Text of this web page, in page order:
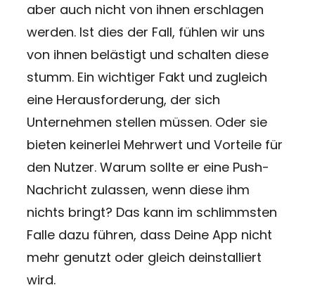
aber auch nicht von ihnen erschlagen
werden. Ist dies der Fall, fühlen wir uns
von ihnen belästigt und schalten diese
stumm. Ein wichtiger Fakt und zugleich
eine Herausforderung, der sich
Unternehmen stellen müssen. Oder sie
bieten keinerlei Mehrwert und Vorteile für
den Nutzer. Warum sollte er eine Push-
Nachricht zulassen, wenn diese ihm
nichts bringt? Das kann im schlimmsten
Falle dazu führen, dass Deine App nicht
mehr genutzt oder gleich deinstalliert
wird.